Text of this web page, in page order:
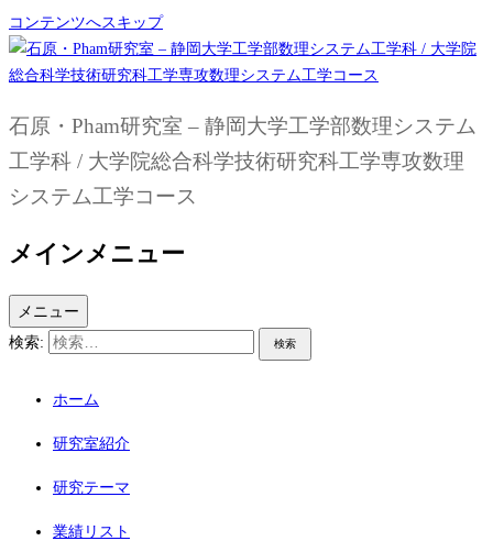
コンテンツへスキップ
石原・Pham研究室 – 静岡大学工学部数理システム
工学科 / 大学院総合科学技術研究科工学専攻数理
システム工学コース
メインメニュー
メニュー
検索:
ホーム
研究室紹介
研究テーマ
業績リスト